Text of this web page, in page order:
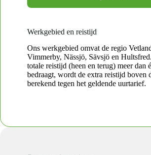
Werkgebied en reistijd
Ons werkgebied omvat de regio
Vimmerby, Nässjö, Sävsjö en
totale reistijd (heen en terug) meer dan
bedraagt, wordt de extra reistijd boven
berekend tegen het geldende uurtarief.